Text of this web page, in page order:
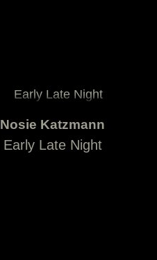
Nosie Katzmann
Early Late Night